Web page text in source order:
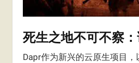
死生之地不可不察
Dapr作为新兴的云原生项目